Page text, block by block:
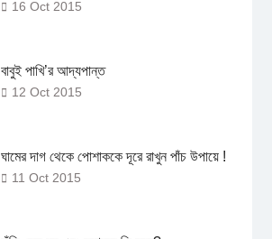
16 Oct 2015
বাবুই পাখি’র আদ্যপান্ত
12 Oct 2015
ঘামের দাগ থেকে পোশাককে দূরে রাখুন পাঁচ উপায়ে !
11 Oct 2015